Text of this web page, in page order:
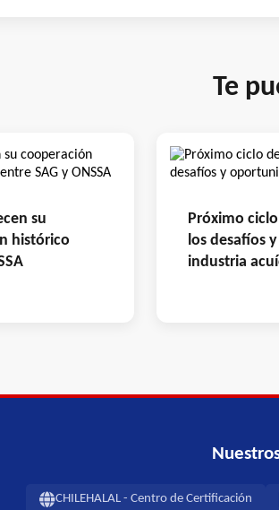
Te
su
histórico
Próximo
los desafíos
industria
CHILEHALAL - Centro de Certificación